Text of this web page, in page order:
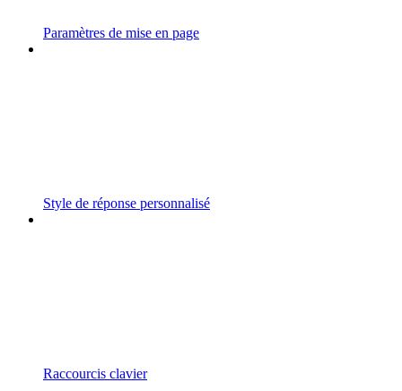
Paramètres de mise en page
Style de réponse personnalisé
Raccourcis clavier